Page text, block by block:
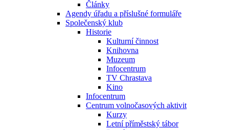
Články
Agendy úřadu a příslušné formuláře
Společenský klub
Historie
Kulturní činnost
Knihovna
Muzeum
Infocentrum
TV Chrastava
Kino
Infocentrum
Centrum volnočasových aktivit
Kurzy
Letní příměstský tábor